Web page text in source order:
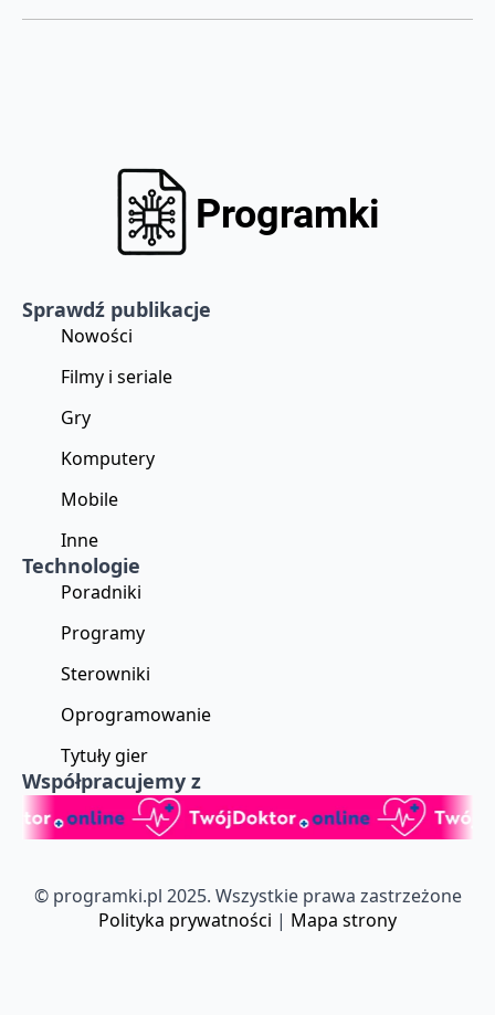
Sprawdź publikacje
Nowości
Filmy i seriale
Gry
Komputery
Mobile
Inne
Technologie
Poradniki
Programy
Sterowniki
Oprogramowanie
Tytuły gier
Współpracujemy z
© programki.pl 2025. Wszystkie prawa zastrzeżone
Polityka prywatności | Mapa strony